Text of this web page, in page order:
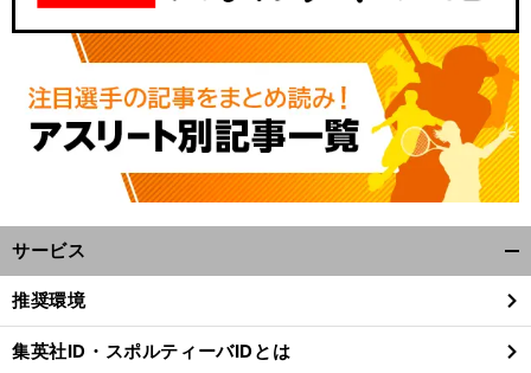
サービス
閉
る
推奨環境
集英社ID・スポルティーバIDとは